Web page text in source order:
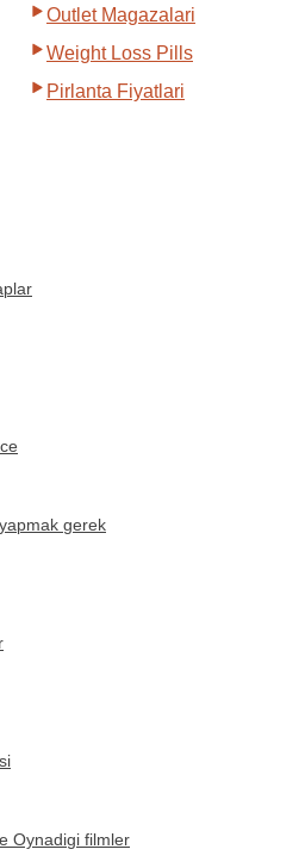
Outlet Magazalari
Weight Loss Pills
Pirlanta Fiyatlari
gerek
Oynadigi filmler